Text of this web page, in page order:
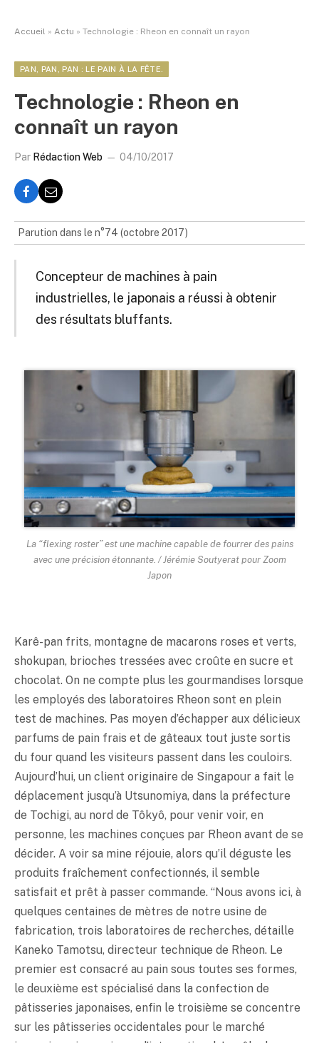
Accueil » Actu » Technologie : Rheon en connaît un rayon
PAN, PAN, PAN : LE PAIN À LA FÊTE.
Technologie : Rheon en
connaît un rayon
Par Rédaction Web 04/10/2017
Parution dans le n°74 (octobre 2017)
Concepteur de machines à pain
industrielles, le japonais a réussi à obtenir
des résultats bluffants.
La “flexing roster” est une machine capable de fourrer des pains
avec une précision étonnante. / Jérémie Soutyerat pour Zoom
Japon
Karê-pan frits, montagne de macarons roses et verts,
shokupan, brioches tressées avec croûte en sucre et
chocolat. On ne compte plus les gourmandises lorsque
les employés des laboratoires Rheon sont en plein
test de machines. Pas moyen d’échapper aux délicieux
parfums de pain frais et de gâteaux tout juste sortis
du four quand les visiteurs passent dans les couloirs.
Aujourd’hui, un client originaire de Singapour a fait le
déplacement jusqu’à Utsunomiya, dans la préfecture
de Tochigi, au nord de Tôkyô, pour venir voir, en
personne, les machines conçues par Rheon avant de se
décider. A voir sa mine réjouie, alors qu’il déguste les
produits fraîchement confectionnés, il semble
satisfait et prêt à passer commande. “Nous avons ici, à
quelques centaines de mètres de notre usine de
fabrication, trois laboratoires de recherches, détaille
Kaneko Tamotsu, directeur technique de Rheon. Le
premier est consacré au pain sous toutes ses formes,
le deuxième est spécialisé dans la confection de
pâtisseries japonaises, enfin le troisième se concentre
sur les pâtisseries occidentales pour le marché